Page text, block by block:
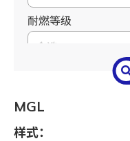
耐燃等级
全选
全选
长 L mm / inch
MGL
样式：